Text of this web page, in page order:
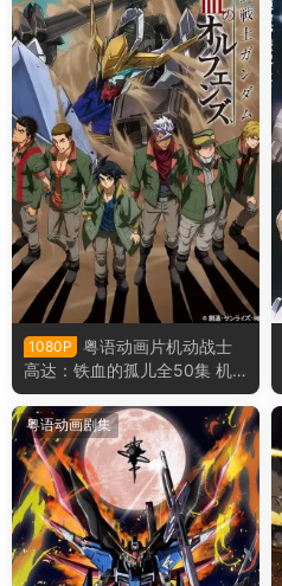
1080P
粤语动画片机动战士
高达：铁血的孤儿全50集 机
动战士高达：铁血的奥尔芬斯
粤语版
粤语动画剧集